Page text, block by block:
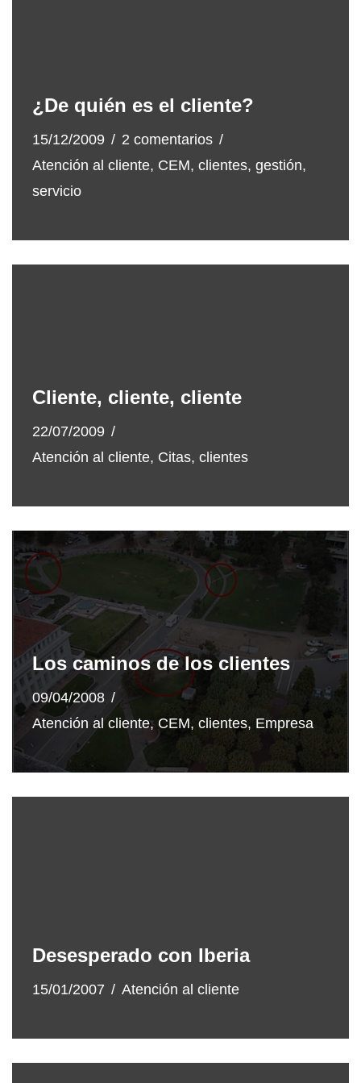
¿De quién es el cliente?
15/12/2009
2 comentarios
Atención al cliente, CEM, clientes, gestión,
servicio
Cliente, cliente, cliente
22/07/2009
Atención al cliente, Citas, clientes
Los caminos de los clientes
09/04/2008
Atención al cliente, CEM, clientes, Empresa
Desesperado con Iberia
15/01/2007 Atención al cliente